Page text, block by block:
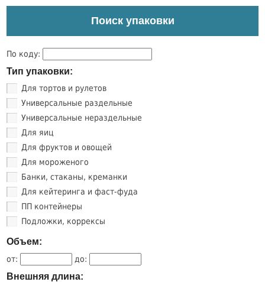
Поиск упаковки
По коду:
Тип упаковки:
Для тортов и рулетов
Универсальные раздельные
Универсальные нераздельные
Для яиц
Для фруктов и овощей
Для мороженого
Банки, стаканы, креманки
Для кейтеринга и фаст-фуда
ПП контейнеры
Подложки, коррексы
Объем:
от: до:
Внешняя длина: